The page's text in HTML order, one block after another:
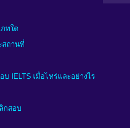
ภทใด
สถานที่
IELTS เมื่อไหร่และอย่างไร
กสอบ